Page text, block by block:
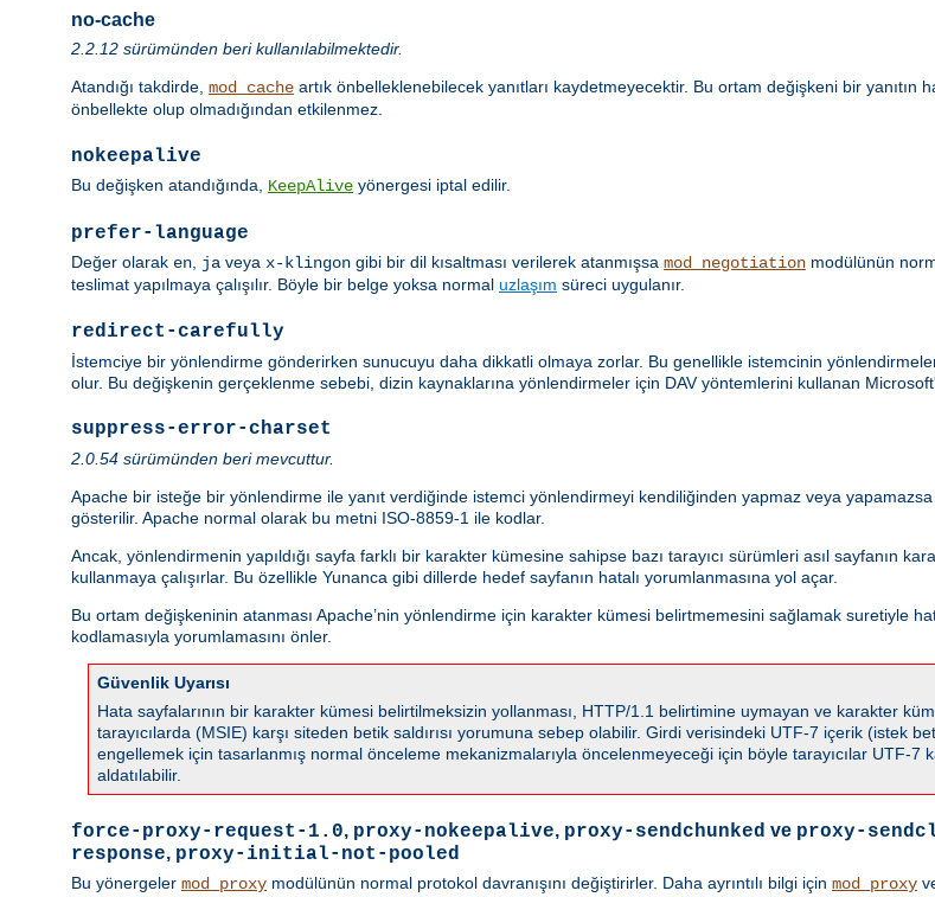
no-cache
2.2.12 sürümünden beri kullanılabilmektedir.
Atandığı takdirde, mod_cache artık önbelleklenebilecek yanıtları kaydetmeyecektir. Bu ortam değişkeni bir yanıtın
önbellekte olup olmadığından etkilenmez.
nokeepalive
Bu değişken atandığında, KeepAlive yönergesi iptal edilir.
prefer-language
Değer olarak en, ja veya x-klingon gibi bir dil kısaltması verilerek atanmışsa mod_negotiation modülünün
teslimat yapılmaya çalışılır. Böyle bir belge yoksa normal uzlaşım süreci uygulanır.
redirect-carefully
İstemciye bir yönlendirme gönderirken sunucuyu daha dikkatli olmaya zorlar. Bu genellikle istemcinin
olur. Bu değişkenin gerçeklenme sebebi, dizin kaynaklarına yönlendirmeler için DAV yöntemlerini kullanan
suppress-error-charset
2.0.54 sürümünden beri mevcuttur.
Apache bir isteğe bir yönlendirme ile yanıt verdiğinde istemci yönlendirmeyi kendiliğinden yapmaz veya yapamazsa
gösterilir. Apache normal olarak bu metni ISO-8859-1 ile kodlar.
Ancak, yönlendirmenin yapıldığı sayfa farklı bir karakter kümesine sahipse bazı tarayıcı sürümleri asıl sayfanın
kullanmaya çalışırlar. Bu özellikle Yunanca gibi dillerde hedef sayfanın hatalı yorumlanmasına yol açar.
Bu ortam değişkeninin atanması Apache’nin yönlendirme için karakter kümesi belirtmemesini sağlamak suretiyle
kodlamasıyla yorumlamasını önler.
Güvenlik Uyarısı
Hata sayfalarının bir karakter kümesi belirtilmeksizin yollanması, HTTP/1.1 belirtimine uymayan ve karakter
tarayıcılarda (MSIE) karşı siteden betik saldırısı yorumuna sebep olabilir. Girdi verisindeki UTF-7 içerik (istek
engellemek için tasarlanmış normal önceleme mekanizmalarıyla öncelenmeyeceği için böyle tarayıcılar UTF-7
aldatılabilir.
force-proxy-request-1.0, proxy-nokeepalive, proxy-sendchunked ve proxy-
response, proxy-initial-not-pooled
Bu yönergeler mod_proxy modülünün normal protokol davranışını değiştirirler. Daha ayrıntılı bilgi için mod_proxy